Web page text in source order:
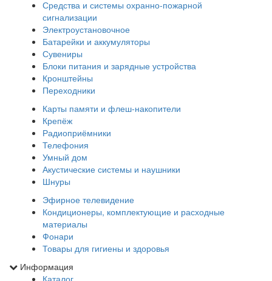
Средства и системы охранно-пожарной
сигнализации
Электроустановочное
Батарейки и аккумуляторы
Сувениры
Блоки питания и зарядные устройства
Кронштейны
Переходники
Карты памяти и флеш-накопители
Крепёж
Радиоприёмники
Телефония
Умный дом
Акустические системы и наушники
Шнуры
Эфирное телевидение
Кондиционеры, комплектующие и расходные
материалы
Фонари
Товары для гигиены и здоровья
Информация